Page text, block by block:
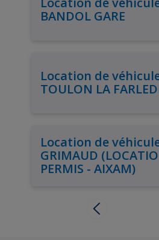
BANDOL GARE
Location de
TOULON LA
Location de
GRIMAUD
PERMIS - AIXAM)